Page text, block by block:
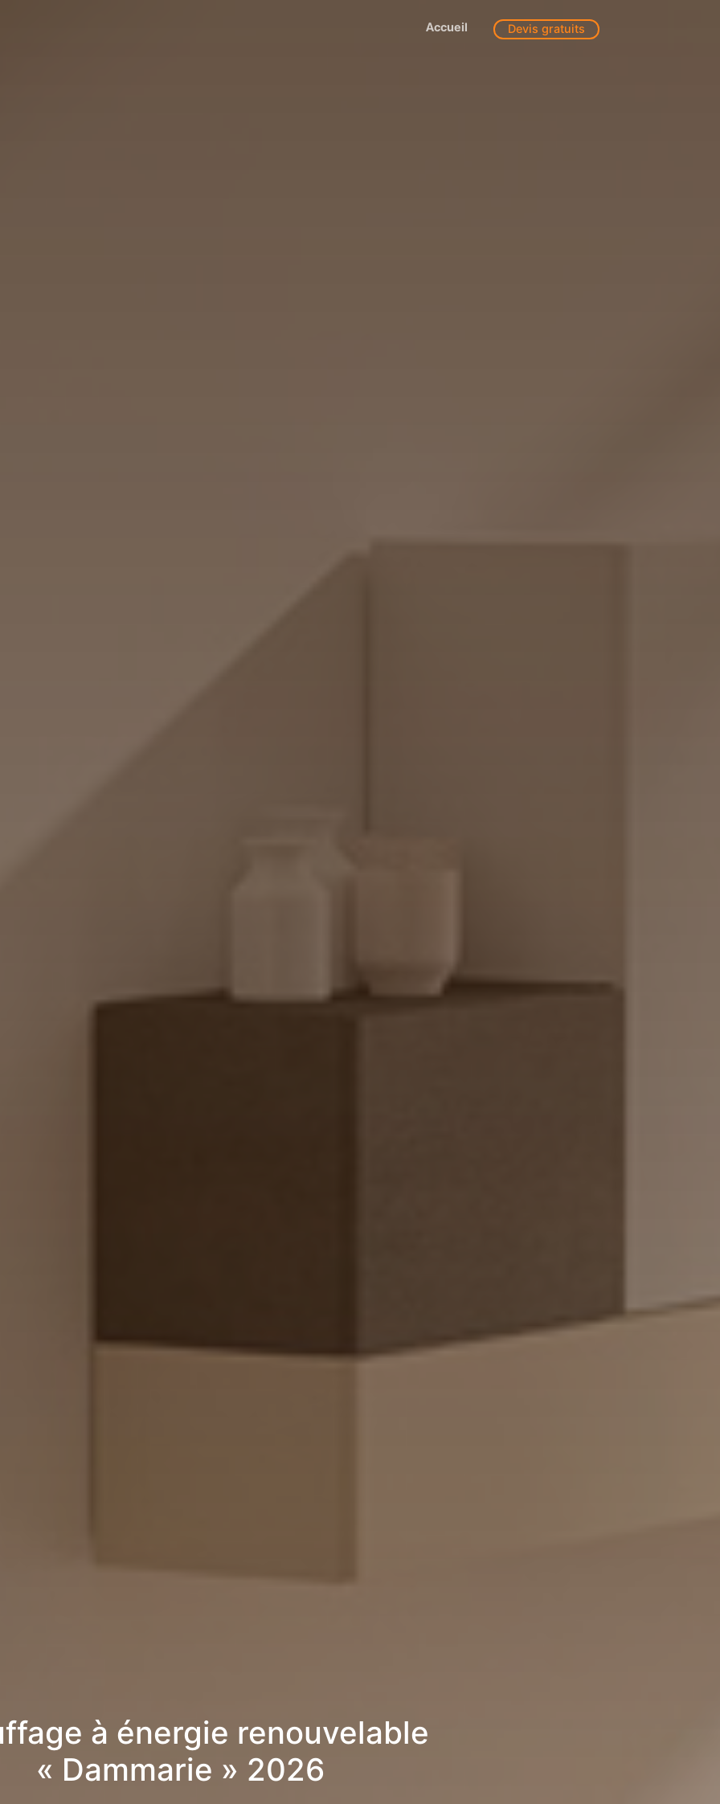
Accueil Devis gratuits
à énergie renouvelable
« Dammarie » 2026